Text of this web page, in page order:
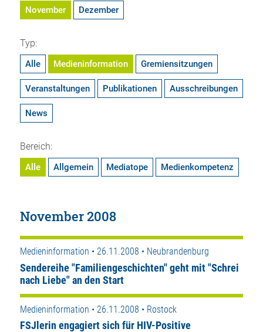
November Dezember
Typ:
Alle Medieninformation Gremiensitzungen
Veranstaltungen Publikationen Ausschreibungen
News
Bereich:
Alle Allgemein Mediatope Medienkompetenz
November 2008
Medieninformation • 26.11.2008 • Neubrandenburg
Sendereihe "Familiengeschichten" geht mit "Schrei
nach Liebe" an den Start
Medieninformation • 26.11.2008 • Rostock
FSJlerin engagiert sich für HIV-Positive